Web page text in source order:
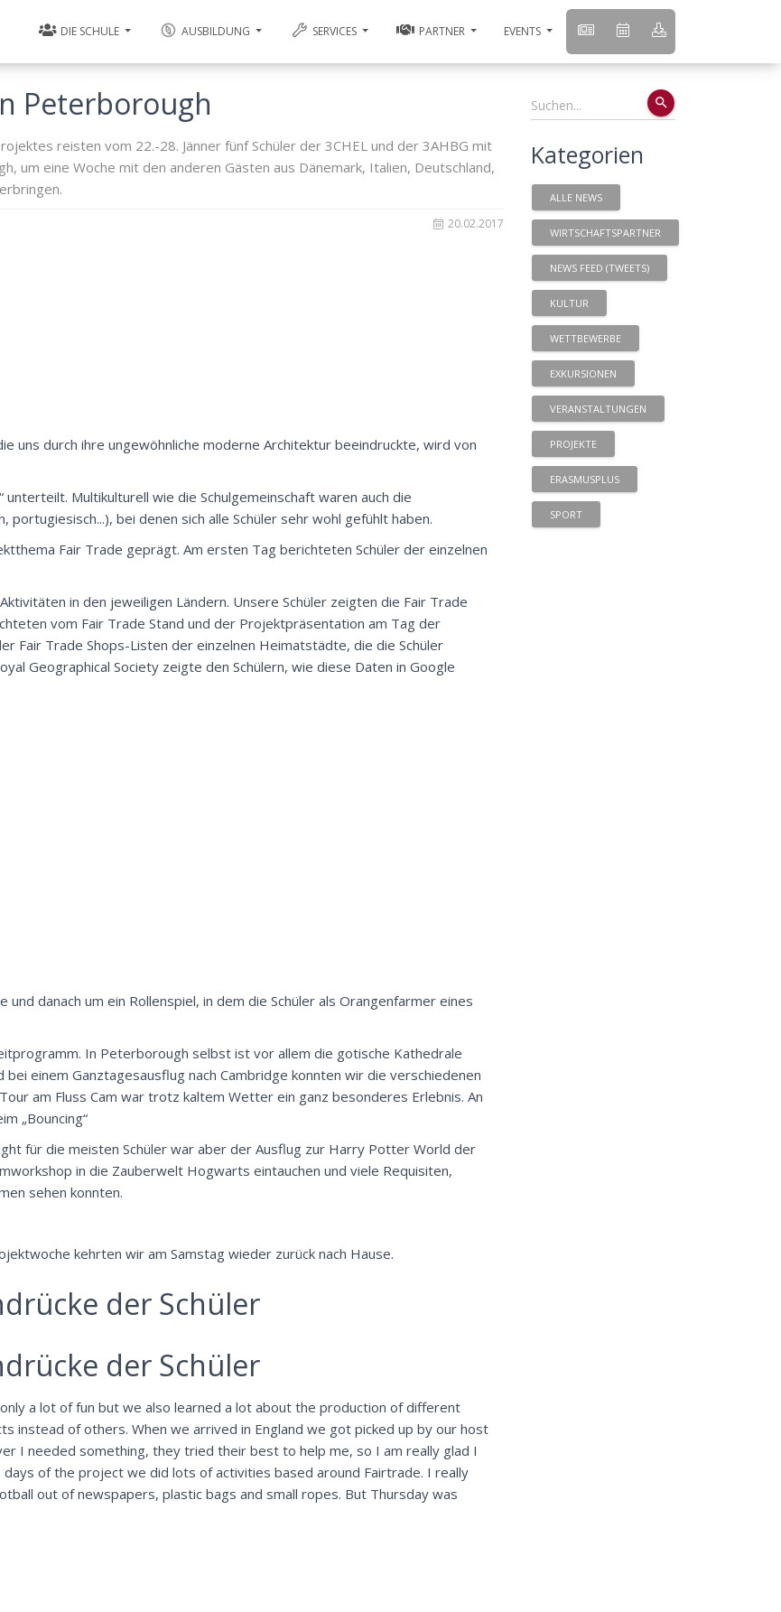
DIE SCHULE AUSBILDUNG SERVICES PARTNER EVENTS
Peterborough
reisten vom 22.-28. Jänner fünf Schüler der 3CHEL und der 3AHBG mit
um eine Woche mit den anderen Gästen aus Dänemark, Italien, Deutschland,
20.02.2017
uns durch ihre ungewöhnliche moderne Architektur beeindruckte, wird von
Multikulturell wie die Schulgemeinschaft waren auch die
portugiesisch...), bei denen sich alle Schüler sehr wohl gefühlt haben.
Fair Trade geprägt. Am ersten Tag berichteten Schüler der einzelnen
in den jeweiligen Ländern. Unsere Schüler zeigten die Fair Trade
vom Fair Trade Stand und der Projektpräsentation am Tag der
Fair Trade Shops-Listen der einzelnen Heimatstädte, die die Schüler
Geographical Society zeigte den Schülern, wie diese Daten in Google
danach um ein Rollenspiel, in dem die Schüler als Orangenfarmer eines
In Peterborough selbst ist vor allem die gotische Kathedrale
einem Ganztagesausflug nach Cambridge konnten wir die verschiedenen
am Fluss Cam war trotz kaltem Wetter ein ganz besonderes Erlebnis. An
„Bouncing“
für die meisten Schüler war aber der Ausflug zur Harry Potter World der
in die Zauberwelt Hogwarts eintauchen und viele Requisiten,
sehen konnten.
kehrten wir am Samstag wieder zurück nach Hause.
der Schüler
der Schüler
a lot of fun but we also learned a lot about the production of different
instead of others. When we arrived in England we got picked up by our host
I needed something, they tried their best to help me, so I am really glad I
of the project we did lots of activities based around Fairtrade. I really
out of newspapers, plastic bags and small ropes. But Thursday was
search
Kategorien
ALLE NEWS
WIRTSCHAFTSPARTNER
NEWS FEED (TWEETS)
KULTUR
WETTBEWERBE
EXKURSIONEN
VERANSTALTUNGEN
PROJEKTE
ERASMUSPLUS
SPORT